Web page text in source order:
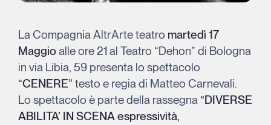
La Compagnia AltrArte teatro martedì 17
Maggioalle ore 21 al Teatro “Dehon” di Bologna
in via Libia, 59 presenta lo spettacolo
“CENERE” testo e regia di Matteo Carnevali.
Lo spettacolo è parte della rassegna “DIVERSE
ABILITA’ IN SCENA espressività,